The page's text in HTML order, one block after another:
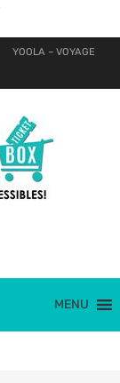
YOOLA – VOYAGE
MENU